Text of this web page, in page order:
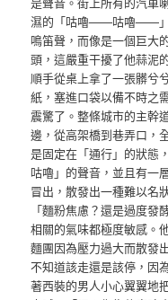
濕的「咕嚕——咕嚕——」
鳴笛聲，而像是一個巨大
頭，這嚴重干擾了他蒜泥
順手從桌上拿了一張髒兮
紙，塞進口袋以備不時之
震驚了。整條城市的主幹
邊，從高架橋到巷弄口，
是固定在「通行」的狀態
咕嚕」的聲音，並且有一
冒出，散發出一種難以
「麵粉焦慮？還是過度
相關的氣味都極度敏感。
麵團因為壓力過大而散發
不知道該走還是該停，因
著西裝的男人小心翼翼地